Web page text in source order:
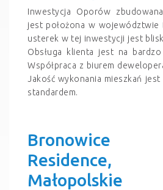
Inwestycja Oporów
jest położona w województwie
usterek w tej inwestycji jest
Obsługa klienta jest na
Współpraca z biurem
Jakość wykonania mieszkań
standardem.
Bronowice
Residence,
Małopolskie